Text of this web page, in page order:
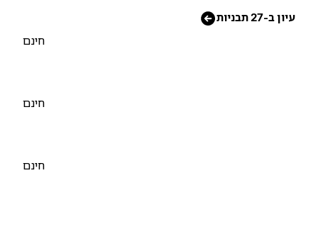
ב-27 תבניות